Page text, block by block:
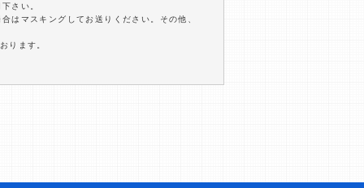
さい。
はマスキングしてお送りください。その他、
ります。